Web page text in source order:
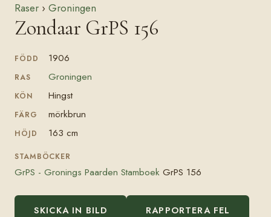
Raser › Groningen
Zondaar GrPS 156
FÖDD 1906
RAS Groningen
KÖN Hingst
FÄRG mörkbrun
HÖJD 163 cm
STAMBÖCKER
GrPS - Gronings Paarden Stamboek GrPS 156
SKICKA IN BILD RAPPORTERA FEL